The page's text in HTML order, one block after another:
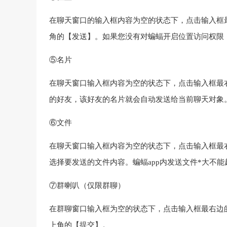
在聊天窗口的输入框内容为空的状态下，点击输入
角的【发送】。如果您没有对蝙蝠开启位置访问权
⑤名片
在聊天窗口输入框内容为空的状态下，点击输入框
的好友，该好友的名片就会自动发送给当前聊天对象
⑥文件
在聊天窗口输入框内容为空的状态下，点击输入框
选择要发送的文件内容。蝙蝠app内发送文件*大不
⑦群喇叭（仅限群聊）
在群聊窗口输入框为空的状态下，点击输入框最右
上角的【提交】。